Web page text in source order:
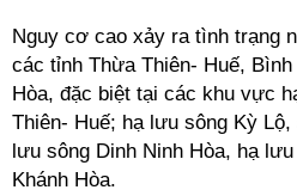
Nguy cơ cao xảy ra tình trạng
các tỉnh Thừa Thiên- Huế,
Hòa, đặc biệt tại các khu vực
Thiên- Huế; hạ lưu sông Kỳ
lưu sông Dinh Ninh Hòa, hạ
Khánh Hòa.